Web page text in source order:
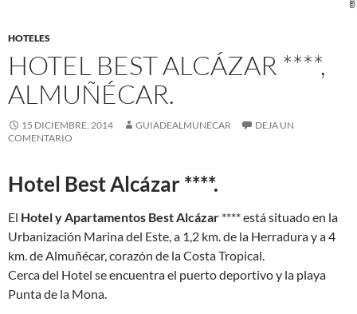
HOTELES
HOTEL BEST ALCÁZAR ****,
ALMUÑÉCAR.
15 DICIEMBRE, 2014 GUIADEALMUNECAR
DEJA UN
COMENTARIO
Hotel Best Alcázar ****.
El Hotel y Apartamentos Best Alcázar **** está situado en la
Urbanización Marina del Este, a 1,2 km. de la Herradura y a 4
km. de Almuñécar, corazón de la Costa Tropical.
Cerca del Hotel se encuentra el puerto deportivo y la playa
Punta de la Mona.